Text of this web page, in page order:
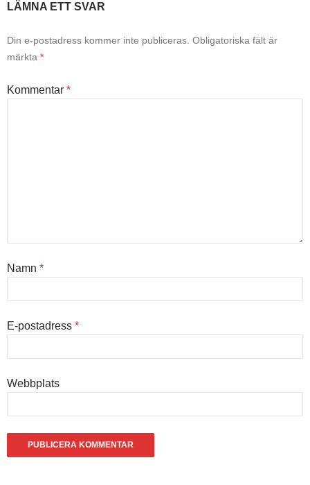
LÄMNA ETT SVAR
Din e-postadress kommer inte publiceras. Obligatoriska fält är
märkta *
Kommentar *
Namn *
E-postadress *
Webbplats